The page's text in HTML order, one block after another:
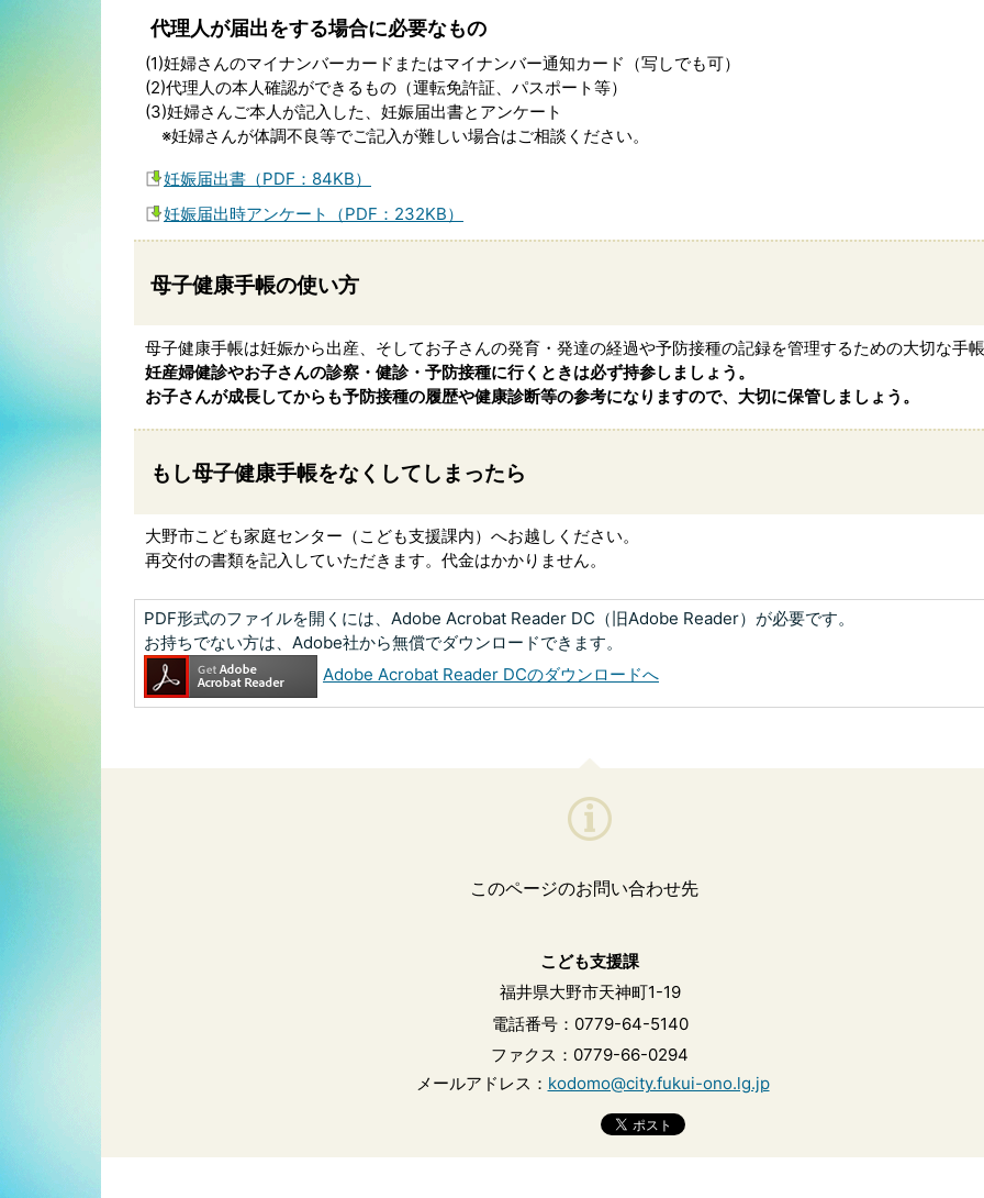
代理人が届出をする場合に必要なもの
(1)妊婦さんのマイナンバーカードまたはマイナンバー通知カード（写しでも可）
(2)代理人の本人確認ができるもの（運転免許証、パスポート等）
(3)妊婦さんご本人が記入した、妊娠届出書とアンケート
※妊婦さんが体調不良等でご記入が難しい場合はご相談ください。
妊娠届出書（PDF：84KB）
妊娠届出時アンケート（PDF：232KB）
母子健康手帳の使い方
母子健康手帳は妊娠から出産、そしてお子さんの発育・発達の経過や予防接種の記録を管理するための大切な手
妊産婦健診やお子さんの診察・健診・予防接種に行くときは必ず持参しましょう。
お子さんが成長してからも予防接種の履歴や健康診断等の参考になりますので、大切に保管しましょう。
もし母子健康手帳をなくしてしまったら
大野市こども家庭センター（こども支援課内）へお越しください。
再交付の書類を記入していただきます。代金はかかりません。
PDF形式のファイルを開くには、Adobe Acrobat Reader DC（旧Adobe Reader）が必要です。
お持ちでない方は、Adobe社から無償でダウンロードできます。
Adobe Acrobat Reader DCのダウンロードへ
このページのお問い合わせ先
こども支援課
福井県大野市天神町1-19
電話番号：0779-64-5140
ファクス：0779-66-0294
メールアドレス： kodomo@city.fukui-ono.lg.jp